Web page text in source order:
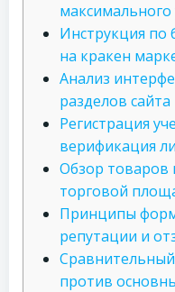
Инструкция по
на кракен
Анализ
разделов сайта
Регистрация
верификация
Обзор товаров
торговой
Принципы
репутации и
против